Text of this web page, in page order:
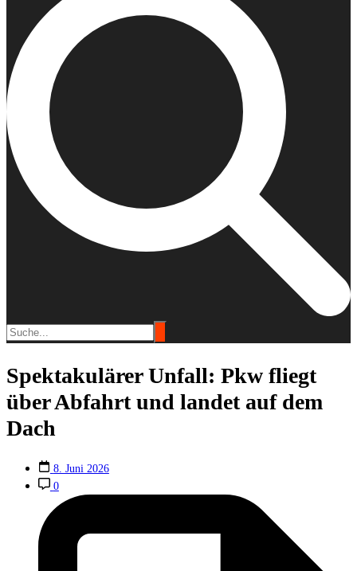
Spektakulärer Unfall: Pkw fliegt
über Abfahrt und landet auf dem
Dach
8. Juni 2026
0